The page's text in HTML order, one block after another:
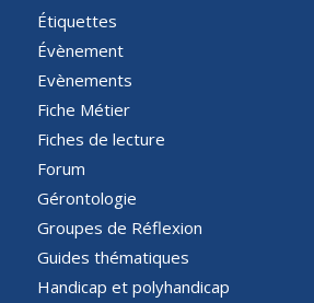
Étiquettes
Évènement
Evènements
Fiche Métier
Fiches de lecture
Forum
Gérontologie
Groupes de Réflexion
Guides thématiques
Handicap et polyhandicap